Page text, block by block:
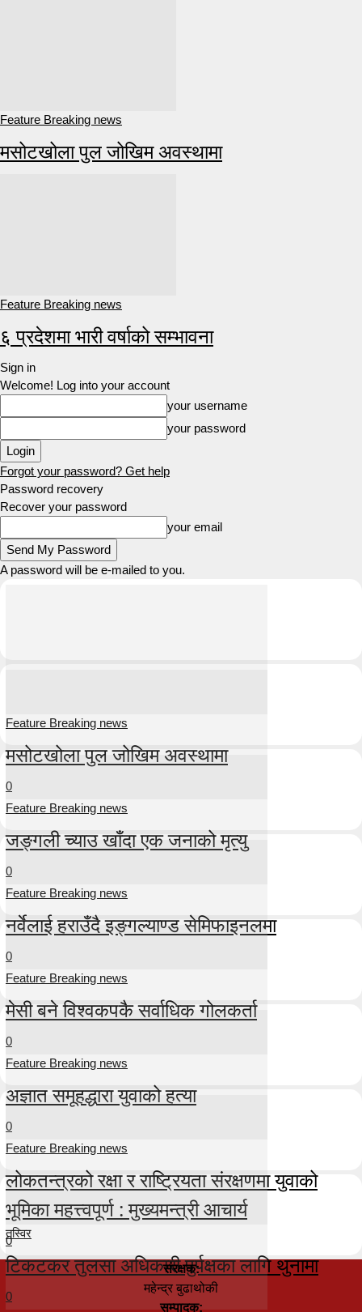
Feature Breaking news
मसोटखोला पुल जोखिम अवस्थामा
Feature Breaking news
६ प्रदेशमा भारी वर्षाको सम्भावना
Sign in
Welcome! Log into your account
your username
your password
Forgot your password? Get help
Password recovery
Recover your password
your email
A password will be e-mailed to you.
Feature Breaking news
मसोटखोला पुल जोखिम अवस्थामा
0
Feature Breaking news
जङ्गली च्याउ खाँदा एक जनाको मृत्यु
0
Feature Breaking news
नर्वेलाई हराउँदै इङ्गल्याण्ड सेमिफाइनलमा
0
Feature Breaking news
मेसी बने विश्वकपकै सर्वाधिक गोलकर्ता
0
Feature Breaking news
अज्ञात समूहद्धारा युवाको हत्या
0
Feature Breaking news
लोकतन्त्रको रक्षा र राष्ट्रियता संरक्षणमा युवाको
भूमिका महत्त्वपूर्ण : मुख्यमन्त्री आचार्य
0
तस्विर
टिकटकर तुलसा अधिकारी पुर्पक्षका लागि थुनामा
0
संरक्षक:
महेन्द्र बुढाथोकी
सम्पादक: